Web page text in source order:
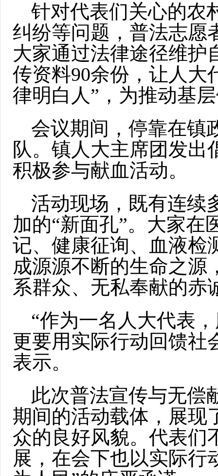
针对代表们关心的农
纠纷等问题，普法志愿
大家通过法律途径维护
传资料90余份，让人大
律明白人”，为推动基
会议期间，停靠在镇
队。镇人大主席团发出
积极参与献血活动。
活动现场，既有连续
加的“新面孔”。大家在
记、健康征询、血液检
成源源不断的生命之源
系群众、无私奉献的赤
“作为一名人大代表
更要用实际行动回馈社
表示。
此次普法宣传与无偿
期间的活动载体，展现
众的良好风貌。代表们
展，在会下也以实际行